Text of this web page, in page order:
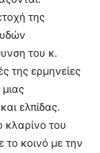
της
του κ.
της ερμηνείες
ελπίδας.
κλαρίνο του
κοινό με την